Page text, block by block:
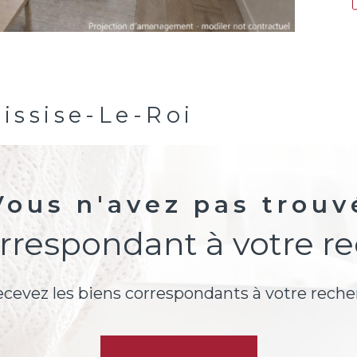
Le-Roi
n'avez pas
à votre
les biens correspondants à votre